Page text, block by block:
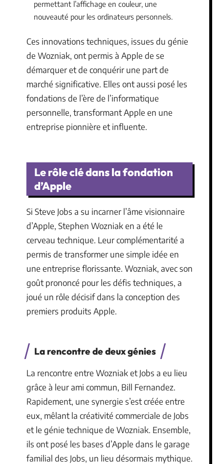
permettant l’affichage en couleur, une
nouveauté pour les ordinateurs personnels.
Ces innovations techniques, issues du génie
de Wozniak, ont permis à Apple de se
démarquer et de conquérir une part de
marché significative. Elles ont aussi posé les
fondations de l’ère de l’informatique
personnelle, transformant Apple en une
entreprise pionnière et influente.
Le rôle clé dans la fondation
d’Apple
Si Steve Jobs a su incarner l’âme visionnaire
d’Apple, Stephen Wozniak en a été le
cerveau technique. Leur complémentarité a
permis de transformer une simple idée en
une entreprise florissante. Wozniak, avec son
goût prononcé pour les défis techniques, a
joué un rôle décisif dans la conception des
premiers produits Apple.
La rencontre de deux génies
La rencontre entre Wozniak et Jobs a eu lieu
grâce à leur ami commun, Bill Fernandez.
Rapidement, une synergie s’est créée entre
eux, mêlant la créativité commerciale de Jobs
et le génie technique de Wozniak. Ensemble,
ils ont posé les bases d’Apple dans le garage
familial des Jobs, un lieu désormais mythique.